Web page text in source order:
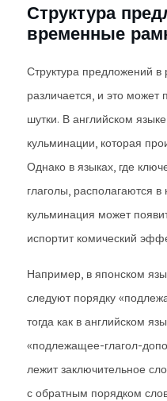
Структура
временные
Структура предложений в
различается, и это может
шутки. В английском
кульминации, которая
Однако в языках, где
глаголы, располагаются
кульминация может
испортит комический
Например, в японском
следуют порядку
тогда как в английском
«подлежащее-глагол-
лежит заключительное
с обратным порядком